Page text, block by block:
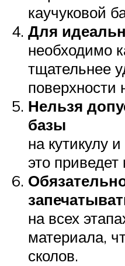
каучуковой
Для
необходимо
тщательнее
поверхности
Нельзя
базы
на кутикулу
это приведет
на всех
материала,
сколов.